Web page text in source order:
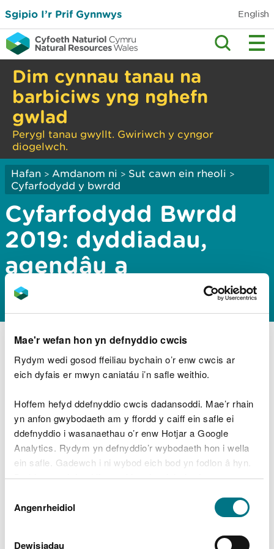
Mae'r wefan hon yn defnyddio cwcis
Rydym wedi gosod ffeiliau bychain o’r enw cwcis ar
eich dyfais er mwyn caniatáu i’n safle weithio.
Hoffem hefyd ddefnyddio cwcis dadansoddi. Mae’r rhain
yn anfon gwybodaeth am y ffordd y caiff ein safle ei
ddefnyddio i wasanaethau o’r enw Hotjar a Google
Analytics. Rydym yn defnyddio’r wybodaeth hon i wella
ein safle. Gadewch i ni wybod eich bod yn fodlon â hyn.
Byddwn yn defnyddio cwci i gadw eich dewis.
Gellirdarllen mwy am ein cwcis cyn i chi ddewis.
Caniatâd
Angenrheidiol
Dewisiadau
Sgipio I’r Prif Gynnwys English
Dim cynnau tanau na
barbiciws yng nghefn
gwlad
Perygl tanau gwyllt. Gwiriwch y cyngor
diogelwch.
Hafan > Amdanom ni > Sut cawn ein rheoli >
Cyfarfodydd y bwrdd
Cyfarfodydd Bwrdd
2019: dyddiadau,
agendâu a
chofnodion
Dydd Iau 24 Ionawr - Y Fenni
Dydd Iau 21 Mawrth - Y Ganolfan Fusnes Orbit,
Merthyr Tydfil
preifat)
Dydd Iau 11 Gorffennaf - Bangor
Dydd Iau 19 Medi - Tyddewi
Dydd Iau 21 Tachwedd - Y Trallwng
Archwilio mwy